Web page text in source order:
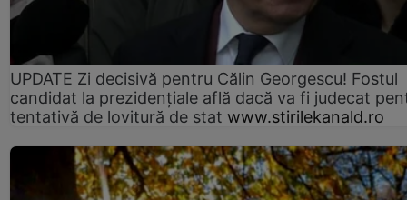
UPDATE Zi decisivă pentru Călin Georgescu! Fostul
candidat la prezidențiale află dacă va fi judecat
tentativă de lovitură de stat www.stirilekanald.ro